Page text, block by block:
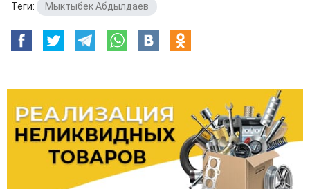
Теги: Мыктыбек Абдылдаев